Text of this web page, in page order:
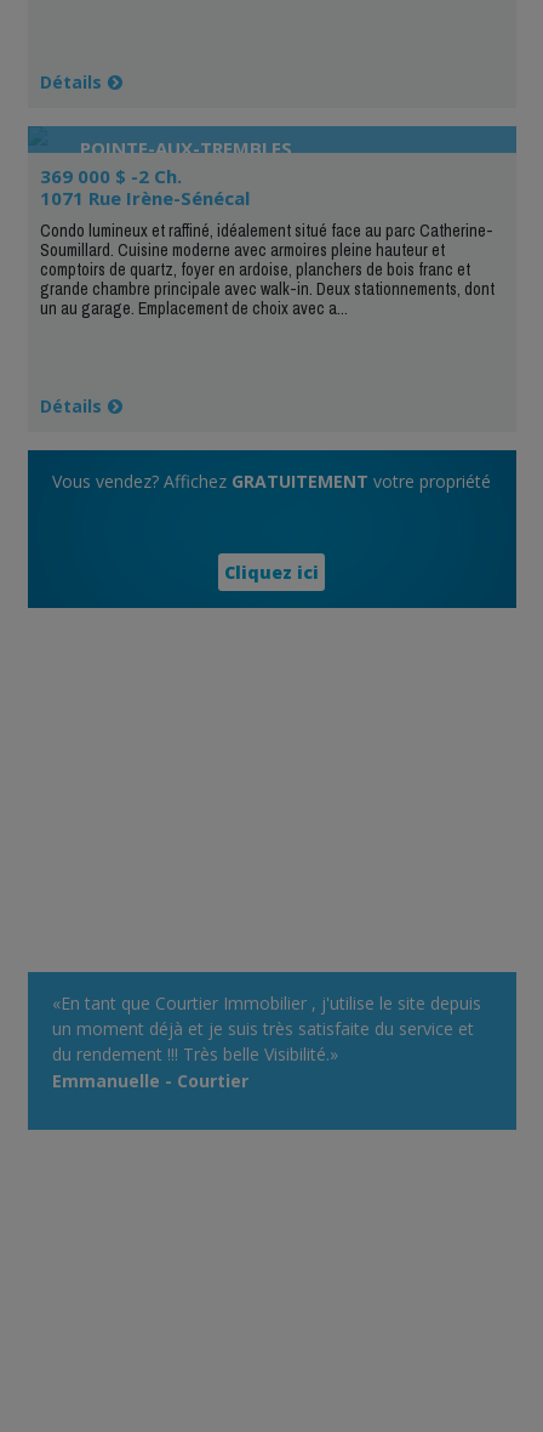
Détails
POINTE-AUX-TREMBLES
369 000 $ -2 Ch.
1071 Rue Irène-Sénécal
Condo lumineux et raffiné, idéalement situé face au parc Catherine-
Soumillard. Cuisine moderne avec armoires pleine hauteur et
comptoirs de quartz, foyer en ardoise, planchers de bois franc et
grande chambre principale avec walk-in. Deux stationnements, dont
un au garage. Emplacement de choix avec a...
Détails
Vous vendez? Affichez GRATUITEMENT votre propriété
Cliquez ici
«En tant que Courtier Immobilier , j'utilise le site depuis
un moment déjà et je suis très satisfaite du service et
du rendement !!! Très belle Visibilité.»
Emmanuelle - Courtier